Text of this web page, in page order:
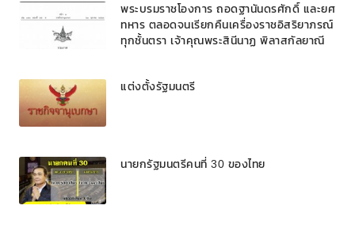
พระบรมราชโองการ ถอดฐานันดรศักดิ์ และยศ
ทหาร ตลอดจนเรียกคืนเครื่องราชอิสริยาภรณ์
ทุกชั้นตรา เจ้าคุณพระสินีนาฏ พิลาสกัลยาณี
แต่งตั้งรัฐมนตรี
นายกรัฐมนตรีคนที่ 30 ของไทย